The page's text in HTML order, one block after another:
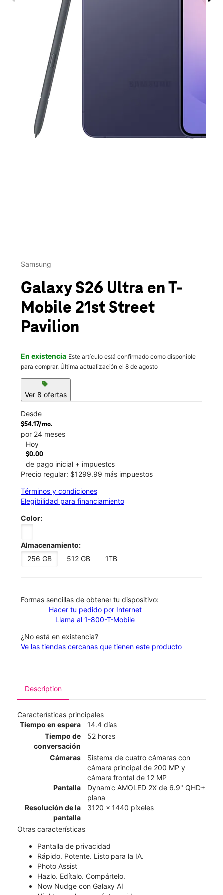
Samsung
Galaxy S26 Ultra en T-
Mobile 21st Street
Pavilion
En existencia Este artículo está confirmado como disponible
para comprar. Última actualización el 8 de agosto
sell
Ver 8 ofertas
Desde
$54.17/mo.
por 24 meses
Hoy
$0.00
de pago inicial + impuestos
Precio regular: $1299.99 más impuestos
Términos y condiciones
Elegibilidad para financiamiento
Color:
Almacenamiento:
256 GB
512 GB 1TB
​​​​​​​Formas sencillas de obtener tu dispositivo:
Hacer tu pedido por Internet
Llama al 1-800-T-Mobile
¿No está en existencia?
Ve las tiendas cercanas que tienen este producto
Description
Características principales
Tiempo en espera
14.4 días
Tiempo de
conversación
52 horas
Cámaras
Sistema de cuatro cámaras con
cámara principal de 200 MP y
cámara frontal de 12 MP
Pantalla
Dynamic AMOLED 2X de 6.9" QHD+
plana
Resolución de la
pantalla
3120 x 1440 píxeles
Otras características
​​​​​​​Pantalla de privacidad
Rápido. Potente. Listo para la IA.
Photo Assist
Hazlo. Edítalo. Compártelo.
Now Nudge con Galaxy AI